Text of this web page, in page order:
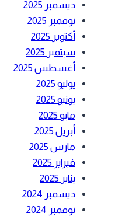
ديسمبر 2025
نوفمبر 2025
أكتوبر 2025
سبتمبر 2025
أغسطس 2025
يوليو 2025
يونيو 2025
مايو 2025
أبريل 2025
مارس 2025
فبراير 2025
يناير 2025
ديسمبر 2024
نوفمبر 2024